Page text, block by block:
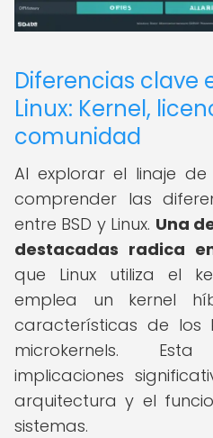
Diferencias clave
Linux: Kernel,
comunidad
Al explorar el linaje de
comprender las
entre BSD y Linux. Una
destacadas radica
que Linux utiliza el
emplea un kernel
características de los
microkernels.
implicaciones
arquitectura y el
sistemas.